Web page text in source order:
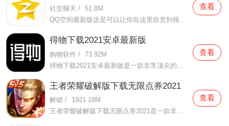
社交聊天 / 51.8M
查看
得物下载2021安卓最新版
购物软件 / 73.92M
查看
王者荣耀破解版下载无限点券2021
解锁 /
1921.18M
王者荣耀破解版下载无限点券2021是一款非常火热的手机游戏。在这款王者荣耀破解版下载无限点券2021中有着非常好用的辅助工具，在这里面你可以轻轻松松就获得点券的使用，而且还是可以无限使用的哦，完全没有受限制，只要你下载了这款王者荣耀破解版下载无限点券2021之后就可以
查看